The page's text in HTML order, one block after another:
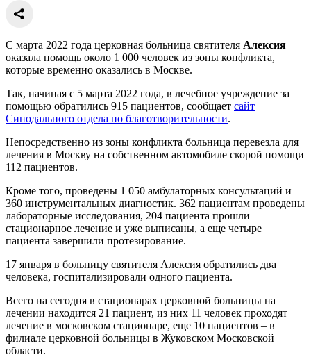
С марта 2022 года церковная больница святителя Алексия
оказала помощь около 1 000 человек из зоны конфликта,
которые временно оказались в Москве.
Так, начиная с 5 марта 2022 года, в лечебное учреждение за
помощью обратились 915 пациентов, сообщает сайт
Синодального отдела по благотворительности.
Непосредственно из зоны конфликта больница перевезла для
лечения в Москву на собственном автомобиле скорой помощи
112 пациентов.
Кроме того, проведены 1 050 амбулаторных консультаций и
360 инструментальных диагностик. 362 пациентам проведены
лабораторные исследования, 204 пациента прошли
стационарное лечение и уже выписаны, а еще четыре
пациента завершили протезирование.
17 января в больницу святителя Алексия обратились два
человека, госпитализировали одного пациента.
Всего на сегодня в стационарах церковной больницы на
лечении находится 21 пациент, из них 11 человек проходят
лечение в московском стационаре, еще 10 пациентов – в
филиале церковной больницы в Жуковском Московской
области.